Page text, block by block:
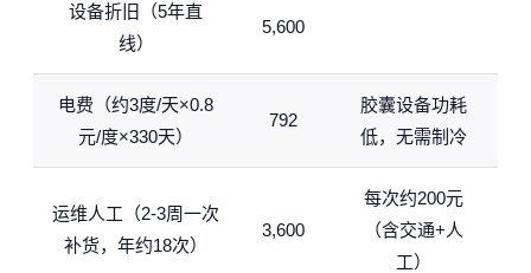
设备折旧（5年直
线）
5,600
电费（约3度/天×0.8
元/度×330天）
792
胶囊设备功耗
低，无需制冷
运维人工（2-3周一次
补货，年约18次）
3,600
每次约200元
（含交通+人
工）